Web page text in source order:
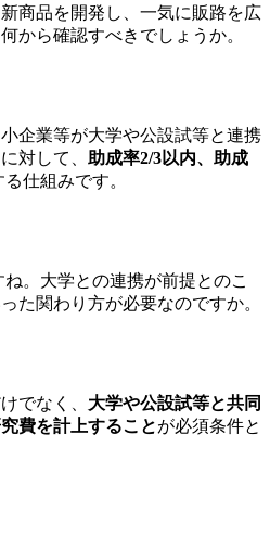
商品を開発し、一気に販路を広
から確認すべきでしょうか。
企業等が大学や公設試等と連携
対して、 助成率2/3以内、助成
仕組みです。
ね。大学との連携が前提とのこ
た関わり方が必要なのですか。
でなく、 大学や公設試等と共同
費を計上することが必須条件と